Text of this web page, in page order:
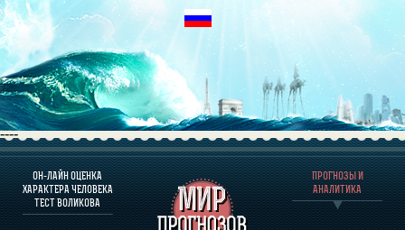
----
ОН-ЛАЙН ОЦЕНКА
ХАРАКТЕРА ЧЕЛОВЕКА
ТЕСТ ВОЛИКОВА
ПРОГНОЗЫ И
АНАЛИТИКА
О ПРОГРАММЕ
ОЦЕНКА ХАРАКТЕРA ЧЕЛОВЕКА
ОЦЕНКА ХАРАКТЕРА ВЫДАЮЩИХСЯ ЛИЧНОСТЕЙ